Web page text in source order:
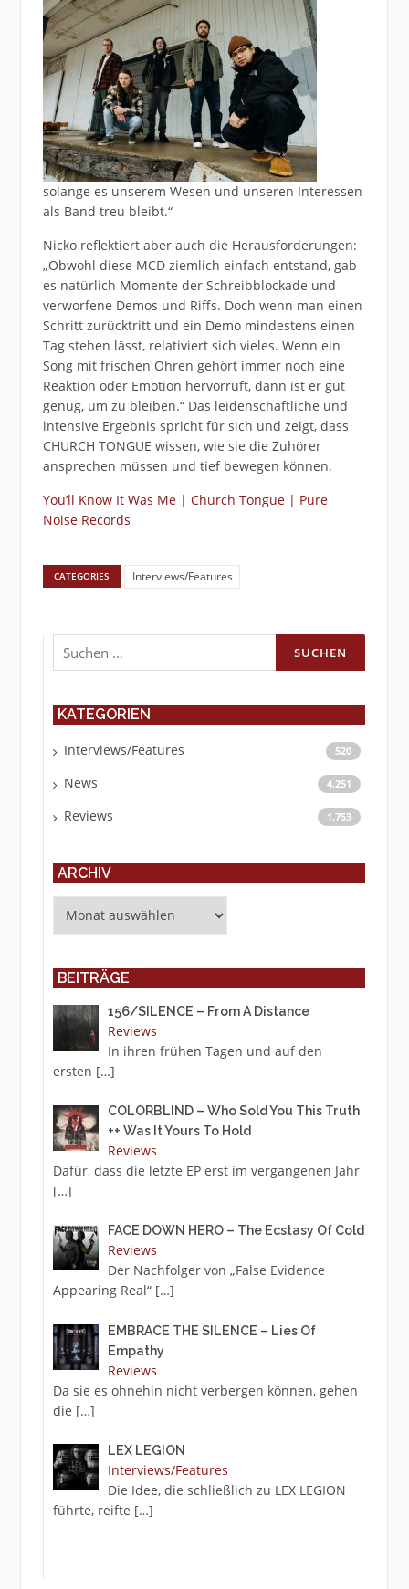
solange es unserem Wesen und unseren Interessen
als Band treu bleibt.“
Nicko reflektiert aber auch die Herausforderungen:
„Obwohl diese MCD ziemlich einfach entstand, gab
es natürlich Momente der Schreibblockade und
verworfene Demos und Riffs. Doch wenn man einen
Schritt zurücktritt und ein Demo mindestens einen
Tag stehen lässt, relativiert sich vieles. Wenn ein
Song mit frischen Ohren gehört immer noch eine
Reaktion oder Emotion hervorruft, dann ist er gut
genug, um zu bleiben.“ Das leidenschaftliche und
intensive Ergebnis spricht für sich und zeigt, dass
CHURCH TONGUE wissen, wie sie die Zuhörer
ansprechen müssen und tief bewegen können.
You’ll Know It Was Me | Church Tongue | Pure
Noise Records
CATEGORIES Interviews/Features
Suchen
nach:
KATEGORIEN
Interviews/Features 520
News 4.251
Reviews 1.753
ARCHIV
BEITRÄGE
156/SILENCE – From A Distance
Reviews
In ihren frühen Tagen und auf den
ersten […]
COLORBLIND – Who Sold You This Truth
++ Was It Yours To Hold
Reviews
Dafür, dass die letzte EP erst im vergangenen Jahr
[…]
FACE DOWN HERO – The Ecstasy Of Cold
Reviews
Der Nachfolger von „False Evidence
Appearing Real“ […]
EMBRACE THE SILENCE – Lies Of
Empathy
Reviews
Da sie es ohnehin nicht verbergen können, gehen
die […]
LEX LEGION
Interviews/Features
Die Idee, die schließlich zu LEX LEGION
führte, reifte […]